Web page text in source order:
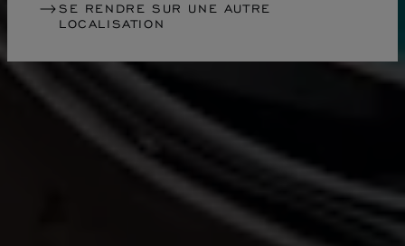
SE RENDRE SUR UNE AUTRE
LOCALISATION